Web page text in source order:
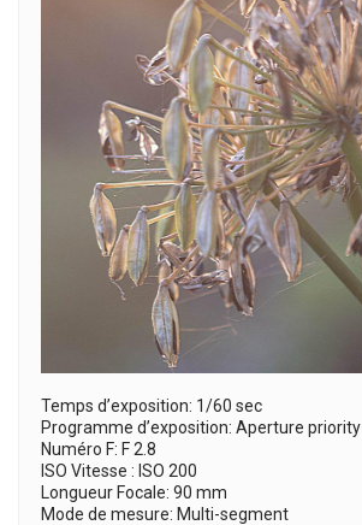
Temps d’exposition: 1/60 sec
Programme d’exposition: Aperture priority
Numéro F: F 2.8
ISO Vitesse : ISO 200
Longueur Focale: 90 mm
Mode de mesure: Multi-segment